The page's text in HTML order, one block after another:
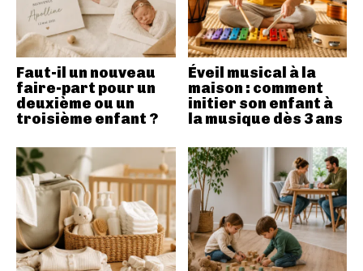
Faut-il un nouveau
faire-part pour un
deuxième ou un
troisième enfant ?
Éveil musical à la
maison : comment
initier son enfant à
la musique dès 3 ans